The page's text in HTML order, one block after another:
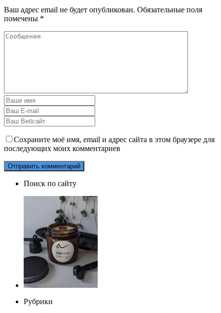
Ваш адрес email не будет опубликован. Обязательные поля
помечены *
Сохраните моё имя, email и адрес сайта в этом браузере для
последующих моих комментариев
Поиск по сайту
Рубрики